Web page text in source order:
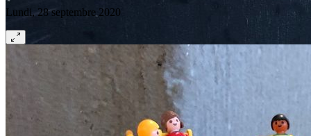
Lundi, 28 septembre 2020